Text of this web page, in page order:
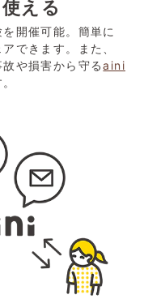
える
開催可能。簡単に
できます。また、
や損害から守るaini